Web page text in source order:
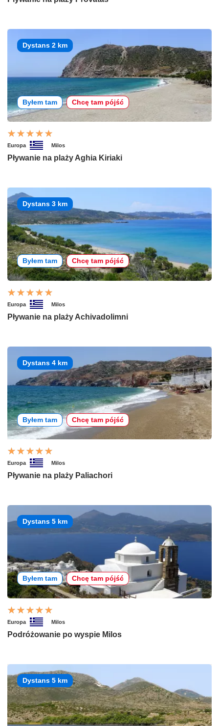
Dystans 2 km
Byłem tam Chcę tam pójść
Europa Milos
Pływanie na plaży Aghia Kiriaki
Dystans 3 km
Byłem tam Chcę tam pójść
Europa Milos
Pływanie na plaży Achivadolimni
Dystans 4 km
Byłem tam Chcę tam pójść
Europa Milos
Pływanie na plaży Paliachori
Dystans 5 km
Byłem tam Chcę tam pójść
Europa Milos
Podróżowanie po wyspie Milos
Dystans 5 km